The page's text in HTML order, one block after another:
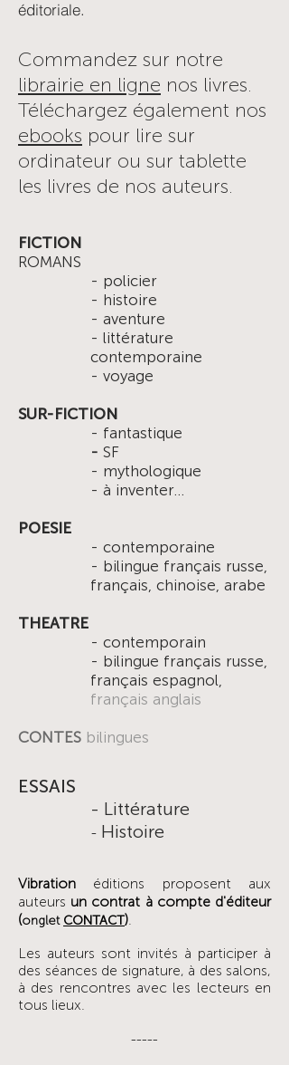
éditoriale.
Commandez sur notre
librairie en ligne nos livres.
Téléchargez également nos
ebooks pour lire sur
ordinateur ou sur tablette
les livres de nos auteurs.
FICTION
ROMANS
- policier
- histoire
- aventure
- littérature
contemporaine
- voyage
SUR-FICTION
- fantastique
- SF
- mythologique
- à inventer...
POESIE
- contemporaine
- bilingue français russe,
français, chinoise, arabe
THEATRE
- contemporain
- bilingue français russe,
français espagnol,
français anglais
CONTES bilingues
ESSAIS
- Littérature
- Histoire
Vibration éditions proposent aux
auteurs un contrat à compte d'éditeur
(onglet CONTACT).
Les auteurs sont invités à participer à
des séances de signature, à des salons,
à des rencontres avec les lecteurs en
tous lieux.
-----